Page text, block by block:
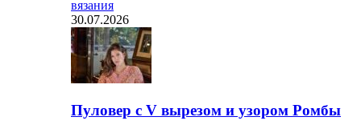
вязания
30.07.2026
Пуловер с V вырезом и узором Ромбы